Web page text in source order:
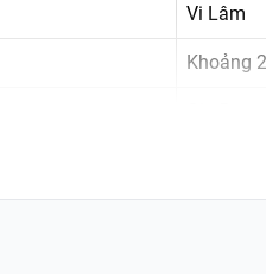
Vi Lâm
Khoảng
Xơ